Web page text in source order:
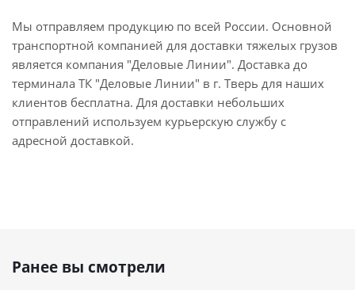
Мы отправляем продукцию по всей России. Основной
транспортной компанией для доставки тяжелых грузов
является компания "Деловые Линии". Доставка до
терминала ТК "Деловые Линии" в г. Тверь для наших
клиентов бесплатна. Для доставки небольших
отправлений используем курьерскую службу с
адресной доставкой.
Ранее вы смотрели